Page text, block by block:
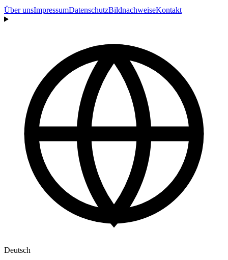
Über unsImpressumDatenschutzBildnachweiseKontakt
Deutsch